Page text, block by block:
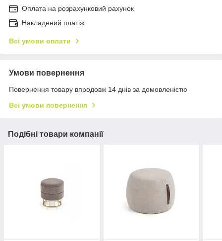
Оплата на розрахунковий рахунок
Накладений платіж
Всі умови оплати
Умови повернення
Повернення товару впродовж 14 днів за домовленістю
Всі умови повернення
Подібні товари компанії